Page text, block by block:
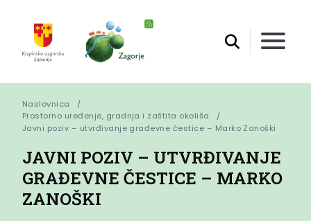
Naslovnica
Prostorno uređenje, gradnja i zaštita okoliša
Javni poziv – utvrđivanje građevne čestice – Marko Zanoški
JAVNI POZIV – UTVRĐIVANJE
GRAĐEVNE ČESTICE – MARKO
ZANOŠKI